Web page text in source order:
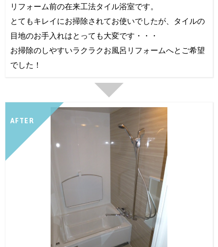
リフォーム前の在来工法タイル浴室です。
とてもキレイにお掃除されてお使いでしたが、タイルの
目地のお手入れはとっても大変です・・・
お掃除のしやすいラクラクお風呂リフォームへとご希望
でした！
AFTER